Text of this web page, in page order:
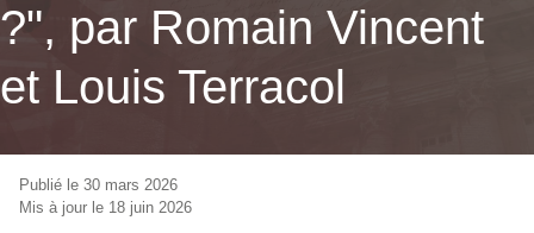
?", par Romain Vincent
et Louis Terracol
Publié le 30 mars 2026
Mis à jour le 18 juin 2026